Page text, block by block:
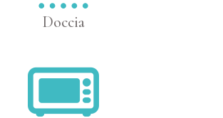
Doccia